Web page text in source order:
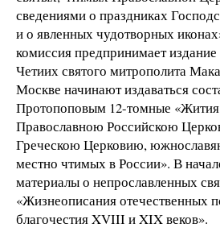
сведениями о праздниках
и о явленных чудотворных
комиссия предпринимает
Четиих святого митрополита
Москве начинают издаваться
Протопоповым 12-томные
Православною Российскою
Греческою Церковию,
местно чтимых в России». В
материалы о непрославленных
«Жизнеописания отечественных
благочестия XVIII и XIX веков».